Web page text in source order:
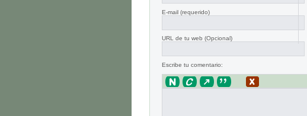
E-mail (requerido)
URL de tu web (Opcional)
Escribe tu comentario: